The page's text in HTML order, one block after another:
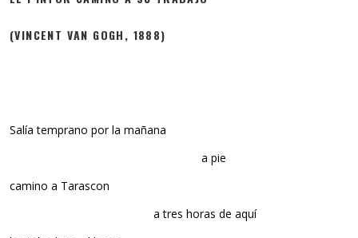
(VINCENT VAN GOGH, 1888)
Salía temprano por la mañana
a pie
camino a Tarascon
a tres horas de aquí